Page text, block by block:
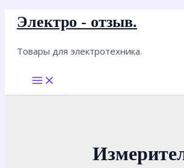
Перейти
содержимому
Электро - отзыв.
Товары для электротехника.
Main
Menu